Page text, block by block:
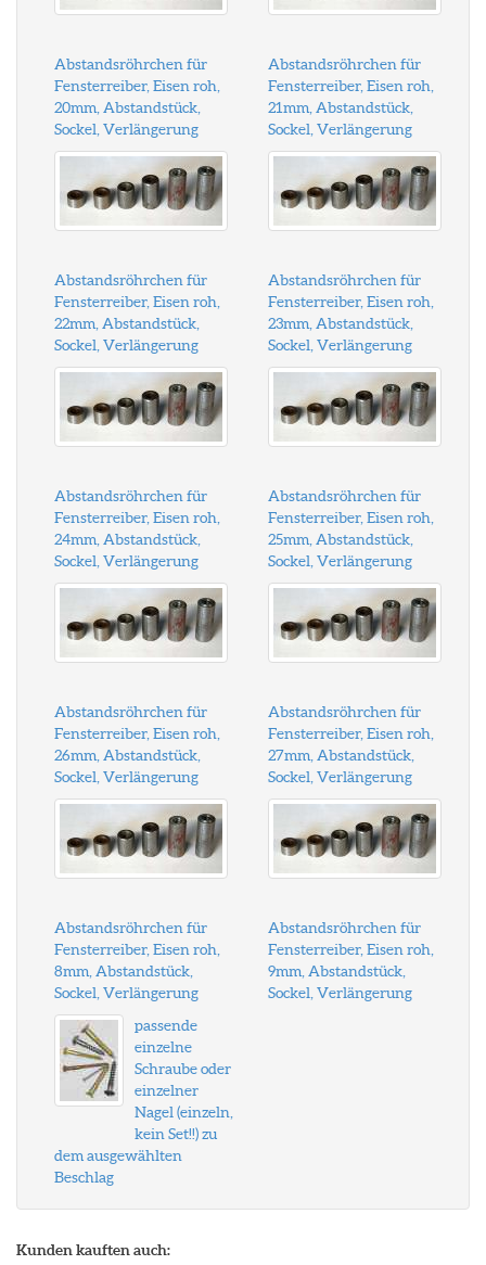
Abstandsröhrchen für
Fensterreiber, Eisen roh,
20mm, Abstandstück,
Sockel, Verlängerung
Abstandsröhrchen für
Fensterreiber, Eisen roh,
21mm, Abstandstück,
Sockel, Verlängerung
Abstandsröhrchen für
Fensterreiber, Eisen roh,
22mm, Abstandstück,
Sockel, Verlängerung
Abstandsröhrchen für
Fensterreiber, Eisen roh,
23mm, Abstandstück,
Sockel, Verlängerung
Abstandsröhrchen für
Fensterreiber, Eisen roh,
24mm, Abstandstück,
Sockel, Verlängerung
Abstandsröhrchen für
Fensterreiber, Eisen roh,
25mm, Abstandstück,
Sockel, Verlängerung
Abstandsröhrchen für
Fensterreiber, Eisen roh,
26mm, Abstandstück,
Sockel, Verlängerung
Abstandsröhrchen für
Fensterreiber, Eisen roh,
27mm, Abstandstück,
Sockel, Verlängerung
Abstandsröhrchen für
Fensterreiber, Eisen roh,
8mm, Abstandstück,
Sockel, Verlängerung
Abstandsröhrchen für
Fensterreiber, Eisen roh,
9mm, Abstandstück,
Sockel, Verlängerung
passende
einzelne
Schraube oder
einzelner
Nagel (einzeln,
kein Set!!) zu
dem ausgewählten
Beschlag
Kunden kauften auch: